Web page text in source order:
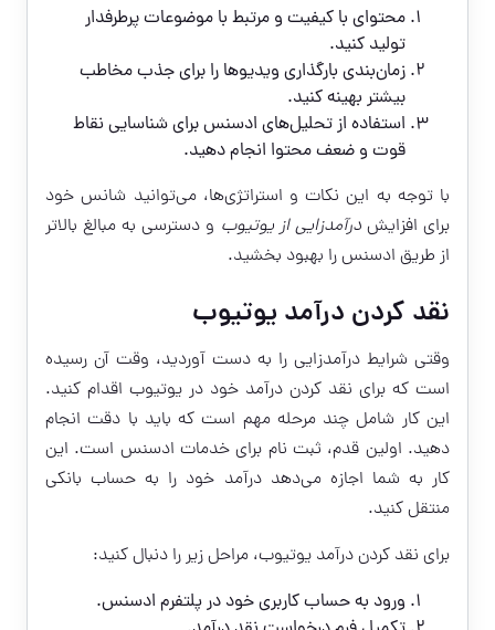
محتوای با کیفیت و مرتبط با موضوعات پرطرفدار
تولید کنید.
زمان‌بندی بارگذاری ویدیوها را برای جذب مخاطب
بیشتر بهینه کنید.
استفاده از تحلیل‌های ادسنس برای شناسایی نقاط
قوت و ضعف محتوا انجام دهید.
با توجه به این نکات و استراتژی‌ها، می‌توانید شانس خود
برای افزایشدرآمدزایی از یوتیوب و دسترسی به مبالغ بالاتر
از طریق ادسنس را بهبود بخشید.
نقد کردن درآمد یوتیوب
وقتی شرایط درآمدزایی را به دست آوردید، وقت آن رسیده
است که برای نقد کردن درآمد خود در یوتیوب اقدام کنید.
این کار شامل چند مرحله مهم است که باید با دقت انجام
دهید. اولین قدم، ثبت نام برای خدمات ادسنس است. این
کار به شما اجازه می‌دهد درآمد خود را به حساب بانکی
منتقل کنید.
برای نقد کردن درآمد یوتیوب، مراحل زیر را دنبال کنید:
ورود به حساب کاربری خود در پلتفرم ادسنس.